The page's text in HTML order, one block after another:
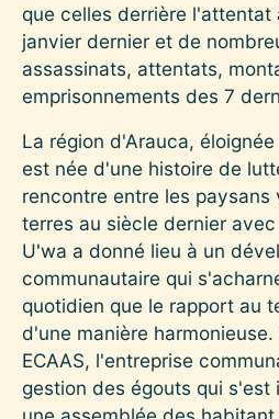
que celles derrière l'attentat
janvier dernier et de
assassinats, attentats,
emprisonnements des 7
La région d'Arauca,
est née d'une histoire de
rencontre entre les
terres au siècle dernier
U'wa a donné lieu à un
communautaire qui
quotidien que le rapport au
d'une manière
ECAAS, l'entreprise
gestion des égouts qui s'est